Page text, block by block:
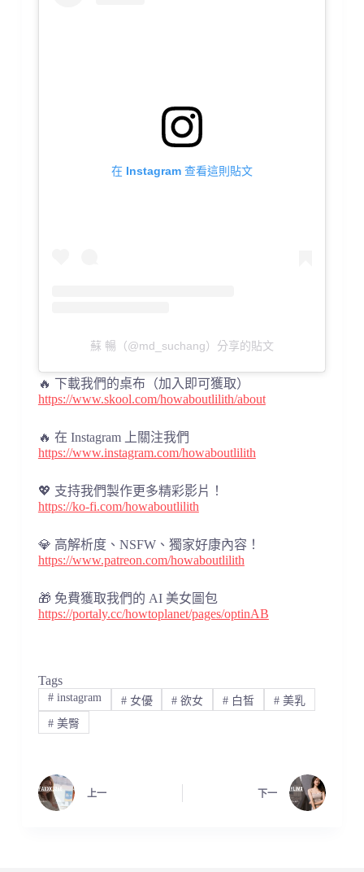
在 Instagram 查看這則貼文
蘇 暢（@md_suchang）分享的貼文
🔥 下載我們的桌布（加入即可獲取）
https://www.skool.com/howaboutlilith/about
🔥 在 Instagram 上關注我們
https://www.instagram.com/howaboutlilith
💖 支持我們製作更多精彩影片！
https://ko-fi.com/howaboutlilith
💎 高解析度、NSFW、獨家好康內容！
https://www.patreon.com/howaboutlilith
🎁 免費獲取我們的 AI 美女圖包
https://portaly.cc/howtoplanet/pages/optinAB
Tags
#instagram #女優 # 欲女 # 白皙 #美乳
#美臀
上一 下一